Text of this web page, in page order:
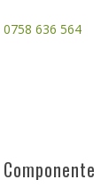
0758 636 564
Componente